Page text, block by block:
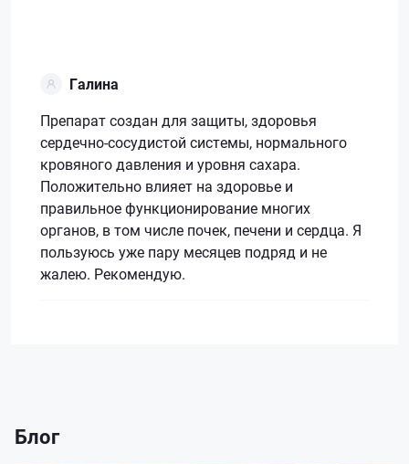
Галина
Препарат создан для защиты, здоровья
сердечно-сосудистой системы, нормального
кровяного давления и уровня сахара.
Положительно влияет на здоровье и
правильное функционирование многих
органов, в том числе почек, печени и сердца. Я
пользуюсь уже пару месяцев подряд и не
жалею. Рекомендую.
Блог